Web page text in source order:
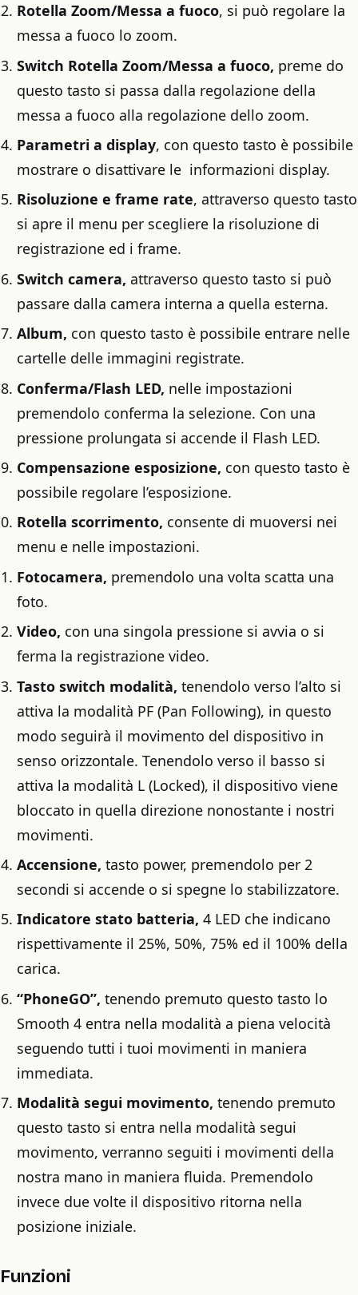
Rotella Zoom/Messa a fuoco, si può regolare la
messa a fuoco lo zoom.
Switch Rotella Zoom/Messa a fuoco, preme do
questo tasto si passa dalla regolazione della
messa a fuoco alla regolazione dello zoom.
Parametri a display, con questo tasto è possibile
mostrare o disattivare le informazioni display.
Risoluzione e frame rate, attraverso questo tasto
si apre il menu per scegliere la risoluzione di
registrazione ed i frame.
Switch camera, attraverso questo tasto si può
passare dalla camera interna a quella esterna.
Album, con questo tasto è possibile entrare nelle
cartelle delle immagini registrate.
Conferma/Flash LED, nelle impostazioni
premendolo conferma la selezione. Con una
pressione prolungata si accende il Flash LED.
Compensazione esposizione, con questo tasto è
possibile regolare l’esposizione.
Rotella scorrimento, consente di muoversi nei
menu e nelle impostazioni.
Fotocamera, premendolo una volta scatta una
foto.
Video, con una singola pressione si avvia o si
ferma la registrazione video.
Tasto switch modalità, tenendolo verso l’alto si
attiva la modalità PF (Pan Following), in questo
modo seguirà il movimento del dispositivo in
senso orizzontale. Tenendolo verso il basso si
attiva la modalità L (Locked), il dispositivo viene
bloccato in quella direzione nonostante i nostri
movimenti.
Accensione, tasto power, premendolo per 2
secondi si accende o si spegne lo stabilizzatore.
Indicatore stato batteria, 4 LED che indicano
rispettivamente il 25%, 50%, 75% ed il 100% della
carica.
“PhoneGO”, tenendo premuto questo tasto lo
Smooth 4 entra nella modalità a piena velocità
seguendo tutti i tuoi movimenti in maniera
immediata.
Modalità segui movimento, tenendo premuto
questo tasto si entra nella modalità segui
movimento, verranno seguiti i movimenti della
nostra mano in maniera fluida. Premendolo
invece due volte il dispositivo ritorna nella
posizione iniziale.
Funzioni